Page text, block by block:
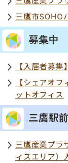
三鷹市SOHO
募集中
【入居者募
【シェアオ
ットオフィス
三鷹駅
三鷹産業プラ
ィスエリア）